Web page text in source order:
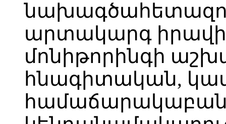
արտակարգ
մոնիթորինգի
հնագիտական,